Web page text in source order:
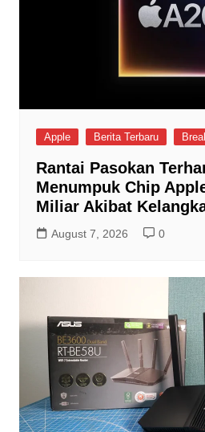
Apple Berita Terbaru
Rantai Pasokan
Menumpuk Chip
Miliar Akibat
August 7, 2026 0